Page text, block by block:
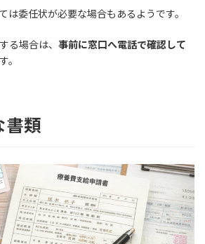
は委任状が必要な場合もあるようです。
る場合は、 事前に窓口へ電話で確認して
。
書類